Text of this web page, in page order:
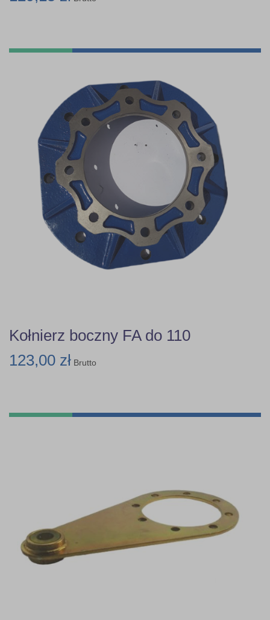
Kołnierz boczny FA do 110
123,00 zł Brutto